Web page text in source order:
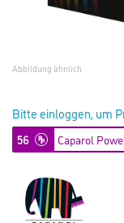
Abbildung ähnlich
Bitte einloggen, um
56 Caparol